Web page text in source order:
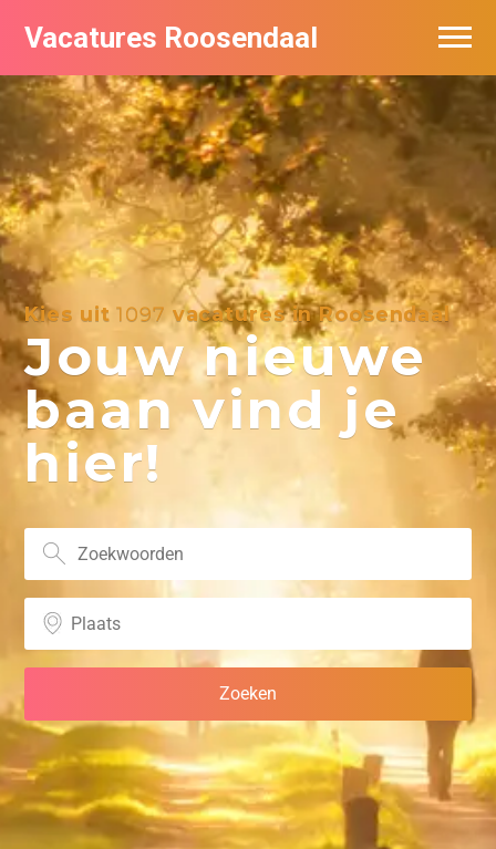
Vacatures Roosendaal
Kies uit1097vacatures in Roosendaal
Jouw nieuwe
baan vind je
hier!
Vacatures bij bedrijven
De populairste vacatures in Roosendaal